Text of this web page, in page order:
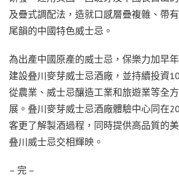
及疊式調配法，造就口感層疊複雜、帶
尾韻的中國特色威士忌。
為出產中國原產的威士忌，保樂力加早
建設叠川麥芽威士忌酒廠，並持續投資
從農業、威士忌釀造工業和旅遊業等全
展。叠川麥芽威士忌酒廠體驗中心同在
客更了解製酒過程，同時提供高品質的
叠川威士忌交相輝映。
– 完 –